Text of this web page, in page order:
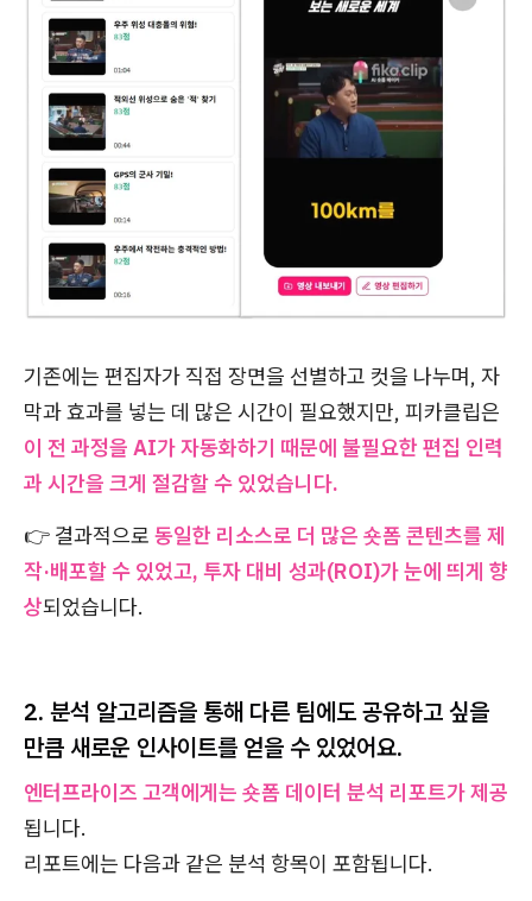
기존에는 편집자가 직접 장면을 선별하고 컷을 나누며, 자
막과 효과를 넣는 데 많은 시간이 필요했지만, 피카클립은
이 전 과정을 AI가 자동화하기 때문에 불필요한 편집 인력
과 시간을 크게 절감할 수 있었습니다.
👉 결과적으로 동일한 리소스로 더 많은 숏폼 콘텐츠를 제
작·배포할 수 있었고, 투자 대비 성과(ROI)가 눈에 띄게 향
상되었습니다.
2. 분석 알고리즘을 통해 다른 팀에도 공유하고 싶을
만큼 새로운 인사이트를 얻을 수 있었어요.
엔터프라이즈 고객에게는 숏폼 데이터 분석 리포트가 제공
됩니다.
리포트에는 다음과 같은 분석 항목이 포함됩니다.